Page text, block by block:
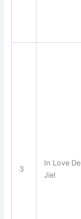
3
In Love De
Jiel